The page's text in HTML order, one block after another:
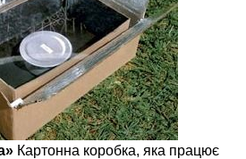
Картонна коробка, яка працює